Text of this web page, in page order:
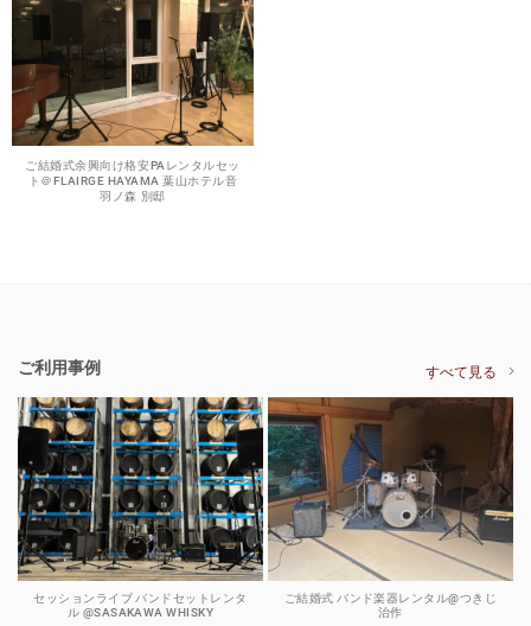
ご結婚式余興向け格安PAレンタルセッ
ト＠FLAIRGE HAYAMA 葉山ホテル音
羽ノ森 別邸
ご利用事例 すべて見る
セッションライブ バンドセットレンタ
ル @SASAKAWA WHISKY
ご結婚式 バンド楽器レンタル@つきじ
治作